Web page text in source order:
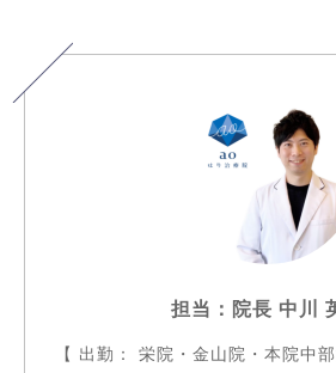
担当：院長 中川
【 出勤： 栄院・金山院・本院中部